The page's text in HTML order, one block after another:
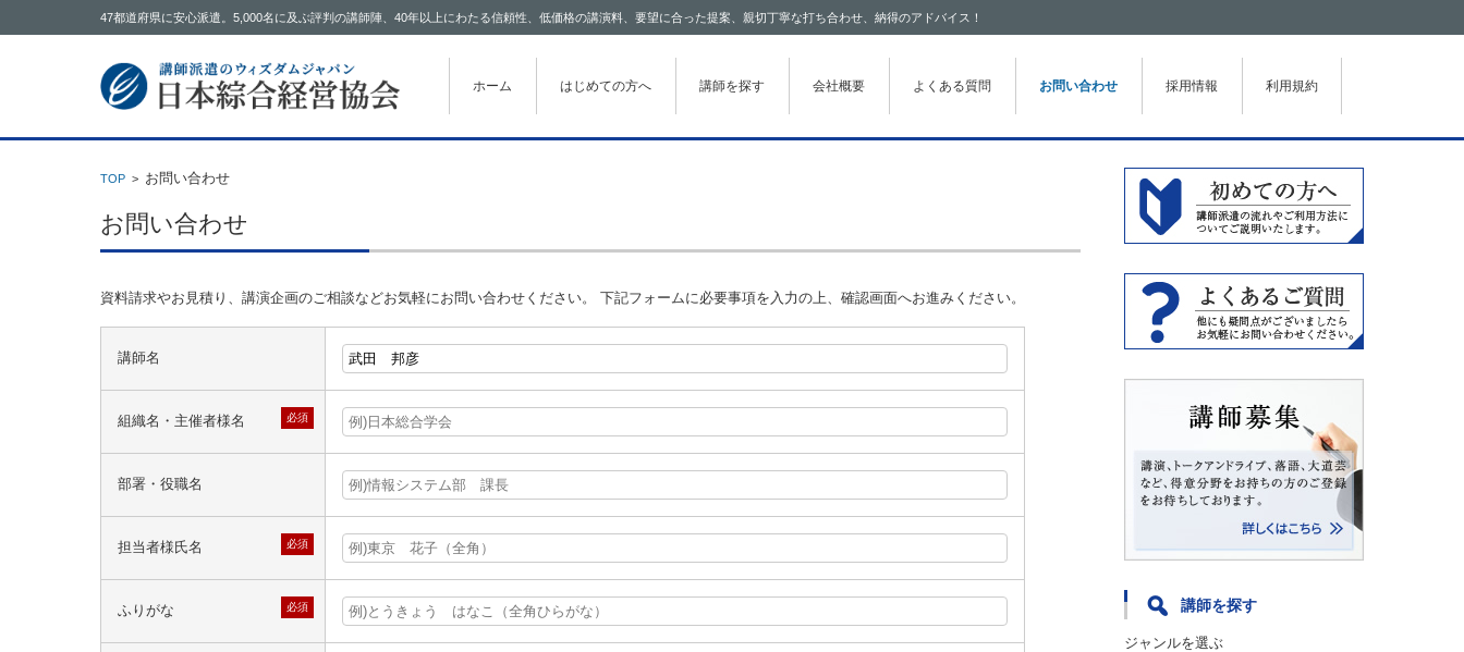
47都道府県に安心派遣。5,000名に及ぶ評判の講師陣、40年以上にわたる信頼性、低価格の講演料、要望に合った提案、親切丁寧な打ち合わせ、納得のアドバイス！
コンテンツに移動
ホーム はじめての方へ 講師を探す 会社概要 よくある質問 お問い合わせ 採用情報 利用規約
TOP > お問い合わせ
お問い合わせ
資料請求やお見積り、講演企画のご相談などお気軽にお問い合わせください。 下記フォームに必要事項を入力の上、確認画面へお進みください。
講師名
組織名・主催者様名 必須
部署・役職名
担当者様氏名 必須
ふりがな 必須 講師を探す
ジャンルを選ぶ